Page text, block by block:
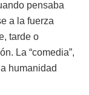
pensaba
a la fuerza
tarde o
La “comedia”,
humanidad